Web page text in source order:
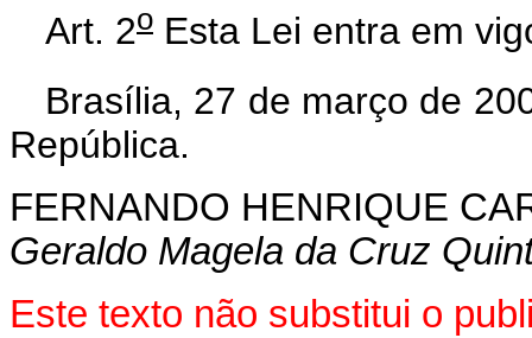
Art. 2o Esta Lei entra em
Brasília, 27 de março de
República.
FERNANDO HENRIQUE
Geraldo Magela da Cruz
Este texto não substitui o